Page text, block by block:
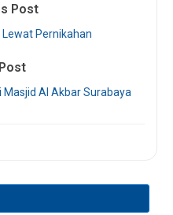
Post
Pernikahan
Al Akbar Surabaya